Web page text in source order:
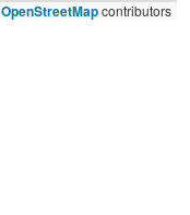
OpenStreetMapcontributors